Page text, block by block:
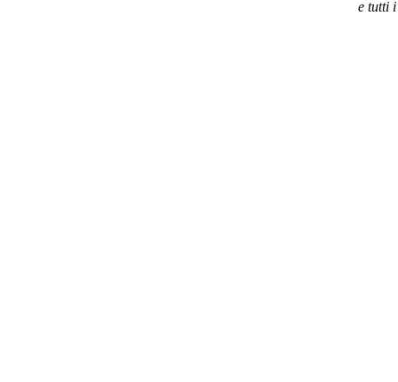
e tutti